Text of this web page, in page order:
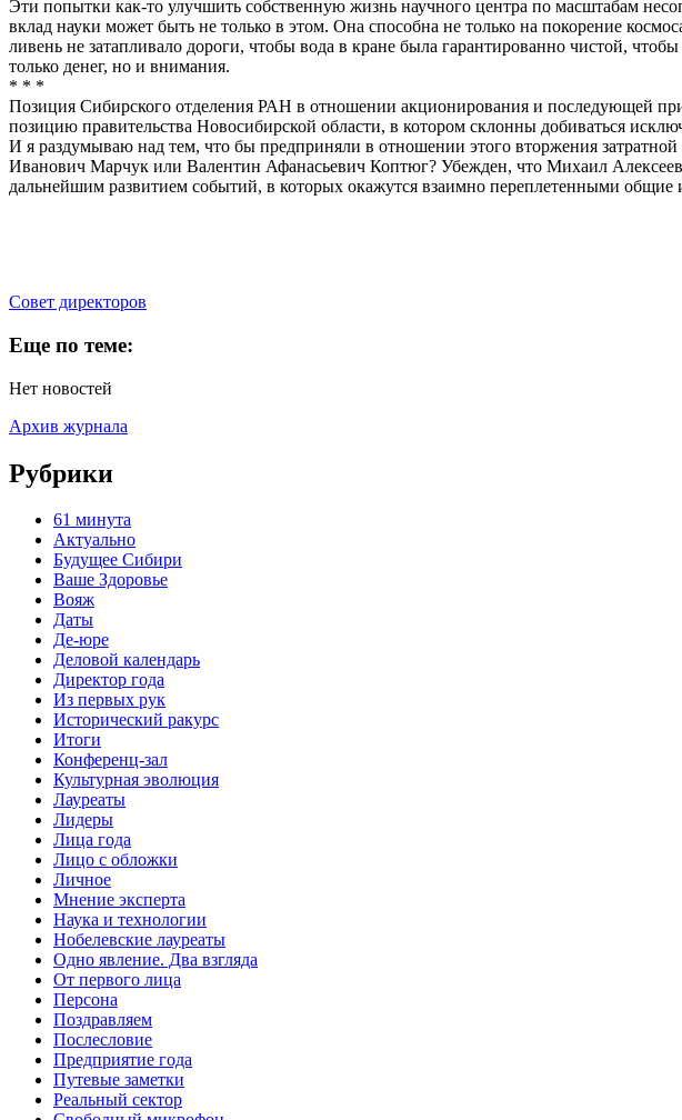
Эти попытки как-то улучшить собственную жизнь научного центра по масштабам
вклад науки может быть не только в этом. Она способна не только на покорение
ливень не затапливало дороги, чтобы вода в кране была гарантированно чистой,
только денег, но и внимания.
* * *
Позиция Сибирского отделения РАН в отношении акционирования и последующей
позицию правительства Новосибирской области, в котором склонны добиваться
И я раздумываю над тем, что бы предприняли в отношении этого вторжения
Иванович Марчук или Валентин Афанасьевич Коптюг? Убежден, что Михаил
дальнейшим развитием событий, в которых окажутся взаимно переплетенными
Cовет директоров
Еще по теме:
Нет новостей
Архив журнала
Рубрики
61 минута
Актуально
Будущее Сибири
Ваше Здоровье
Вояж
Даты
Де-юре
Деловой календарь
Директор года
Из первых рук
Исторический ракурс
Итоги
Конференц-зал
Культурная эволюция
Лауреаты
Лидеры
Лица года
Лицо с обложки
Личное
Мнение эксперта
Наука и технологии
Нобелевские лауреаты
Одно явление. Два взгляда
От первого лица
Персона
Поздравляем
Послесловие
Предприятие года
Путевые заметки
Реальный сектор